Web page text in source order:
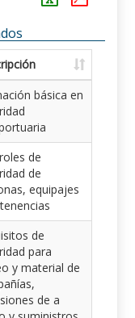
básica en
de
de
equipajes
de
para
y material de
de a